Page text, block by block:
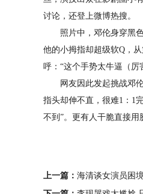
讨论，还登上微博热搜。
照片中，邓伦身穿黑色
他的小拇指却超级软Q，
呼：“这个手势太牛逼（厉
网友因此发起挑战邓伦
指头却伸不直，很难1：1
不到”。更有人干脆直接用
上一篇： 海清谈女演员困